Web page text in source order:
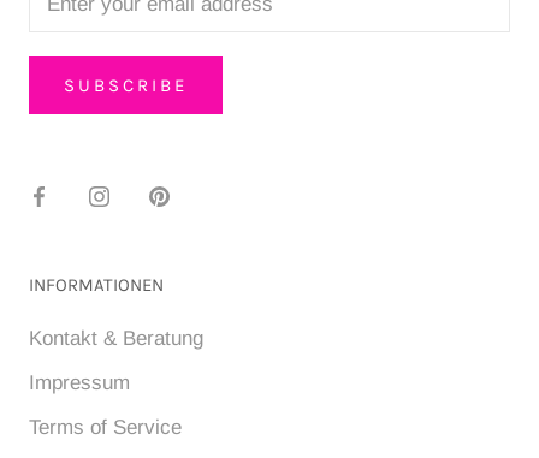
SUBSCRIBE
INFORMATIONEN
Kontakt & Beratung
Impressum
Terms of Service